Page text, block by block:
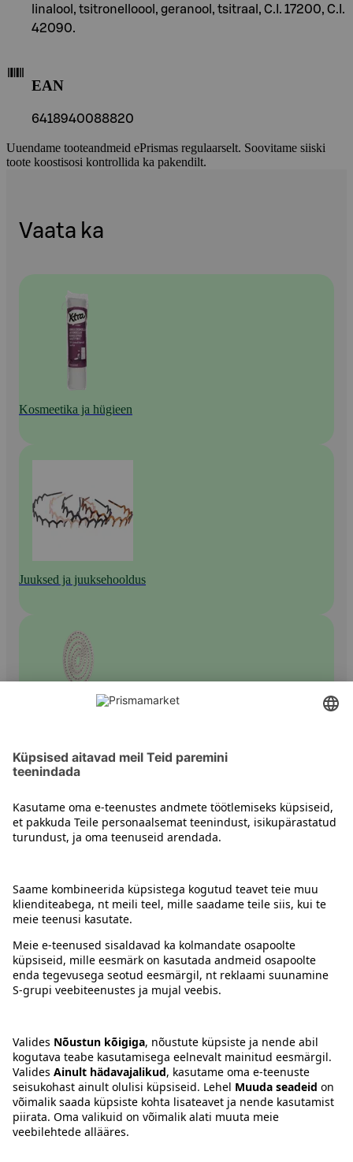
linalool, tsitronelloool, geranool, tsitraal, C.I. 17200, C.I.
42090.
EAN
6418940088820
Uuendame tooteandmeid ePrismas regulaarselt. Soovitame siiski
toote koostisosi kontrollida ka pakendilt.
Vaata ka
Kosmeetika ja hügieen
Juuksed ja juuksehooldus
Muud soengustiilitooted
Juhised
Tingimused
Keel:ETENRU